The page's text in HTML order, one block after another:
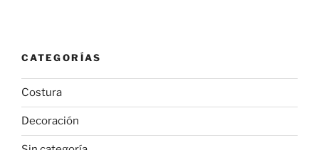
CATEGORÍAS
Costura
Decoración